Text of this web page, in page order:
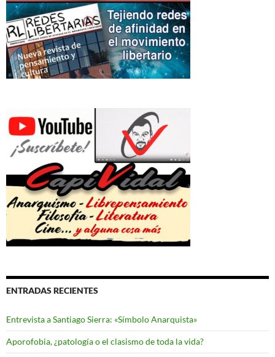
ENTRADAS RECIENTES
Entrevista a Santiago Sierra: «Símbolo Anarquista»
Aporofobia, ¿patología o el clasismo de toda la vida?